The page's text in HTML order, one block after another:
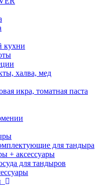
кухни
халва, мед
икра, томатная паста
для тандыра
+ аксессуары
для тандыров